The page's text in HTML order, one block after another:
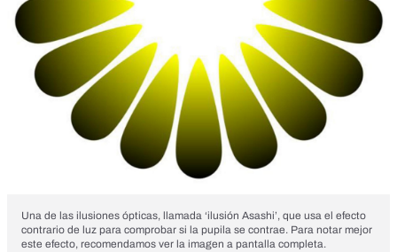
Una de las ilusiones ópticas, llamada ‘ilusión Asashi’, que usa el efecto
contrario de luz para comprobar si la pupila se contrae. Para notar mejor
este efecto, recomendamos ver la imagen a pantalla completa.